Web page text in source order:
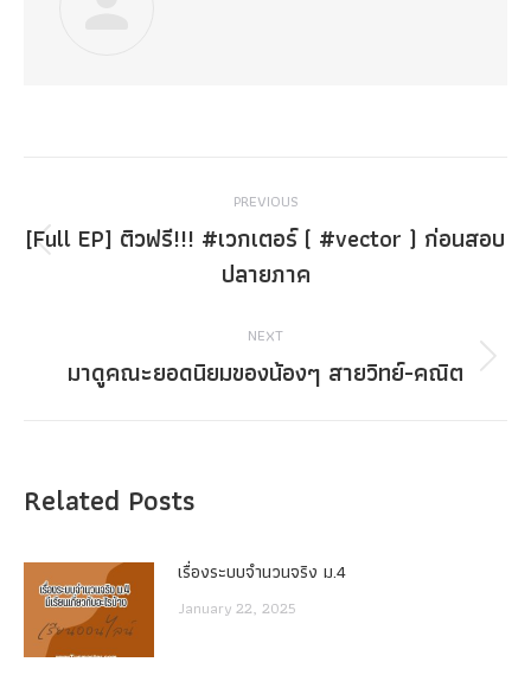
navigation
PREVIOUS
Previous
post:
[Full EP] ติวฟรี!!! #เวกเตอร์ ( #vector ) ก่อนสอบ
ปลายภาค
NEXT
Next
มาดูคณะยอดนิยมของน้องๆ สายวิทย์-คณิต
Related Posts
เรื่องระบบจํานวนจริง ม.4
January 22, 2025